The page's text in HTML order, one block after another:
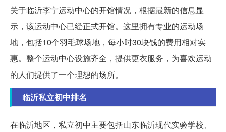
关于临沂李宁运动中心的开馆情况，根据最新的信息显
示，该运动中心已经正式开馆。这里拥有专业的运动场
地，包括10个羽毛球场地，每小时30块钱的费用相对实
惠。整个运动中心设施齐全，提供更衣服务，为喜欢运动
的人们提供了一个理想的场所。
临沂私立初中排名
在临沂地区，私立初中主要包括山东临沂现代实验学校、